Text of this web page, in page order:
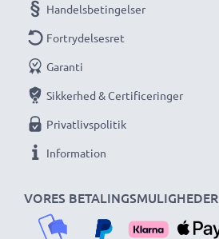
VORES BETALINGSMULIGHEDER
Handelsbetingelser
Fortrydelsesret
Garanti
Sikkerhed & Certificeringer
Privatlivspolitik
Information